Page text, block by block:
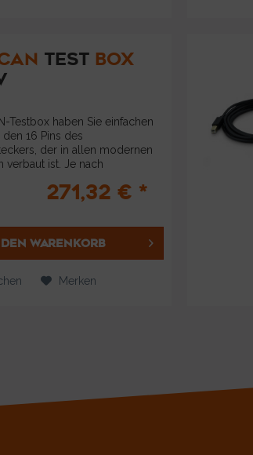
TEST BOX
Testbox haben Sie einfachen
16 Pins des
der in allen modernen
verbaut ist. Je nach
die Masse und
271,32 € *
WARENKORB
Merken